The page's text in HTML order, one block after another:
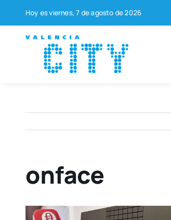
contenido
Hoy es vier­nes, 7 de agos­to de 2026
onface